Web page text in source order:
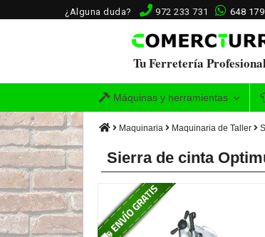
¿Alguna duda? 972 233 731 648
Tu Ferretería
Máquinas y herramientas
Maquinaria Maquinaria de Taller
Sierra de cinta